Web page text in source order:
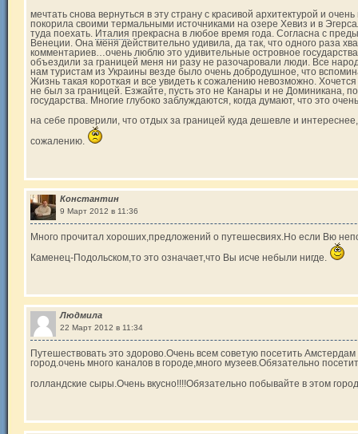
мечтать снова вернуться в эту страну с красивой архитектурой и
покорила своими термальными источниками на озере Хевиз и в
туда поехать. Италия прекрасна в любое время года. Согласна с
Венеции. Она меня действительно удивила, да так, что одного раза
комментариев…очень люблю это удивительные островное
объездили за границей меня ни разу не разочаровали люди. Все
нам туристам из Украины везде было очень добродушное, что
Жизнь такая короткая и все увидеть к сожалению невозможно. Хочется
не был за границей. Езжайте, пусть это не Канары и не Доминикана,
государства. Многие глубоко заблуждаются, когда думают, что это
на себе проверили, что отдых за границей куда дешевле и
сожалению.
Константин
9 Март 2012 в 11:36
Много прочитал хороших,предложений о путешесвиях.Но если Вю
Каменец-Подольском,то это означает,что Вы исче небыли нигде.
Людмила
22 Март 2012 в 11:34
Путешествовать это здорово.Очень всем советую посетить Амстердам
город.очень много каналов в городе,много музеев.Обязательно
голландские сыры.Очень вкусно!!!!Обязательно побывайте в этом